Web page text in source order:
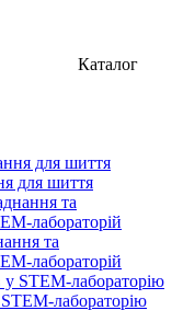
Каталог
для шиття
та
лабораторій
лабораторію